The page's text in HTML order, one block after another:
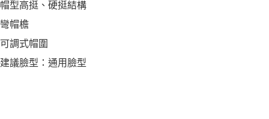
帽型高挺、硬挺結構
彎帽檐
可調式帽圍
建議臉型：通用臉型